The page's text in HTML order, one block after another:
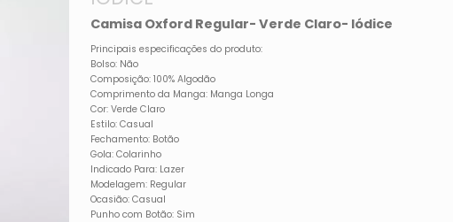
Camisa Oxford Regular- Verde Claro- Iódice
Principais especificações do produto:
Bolso: Não
Composição: 100% Algodão
Comprimento da Manga: Manga Longa
Cor: Verde Claro
Estilo: Casual
Fechamento: Botão
Gola: Colarinho
Indicado Para: Lazer
Modelagem: Regular
Ocasião: Casual
Punho com Botão: Sim